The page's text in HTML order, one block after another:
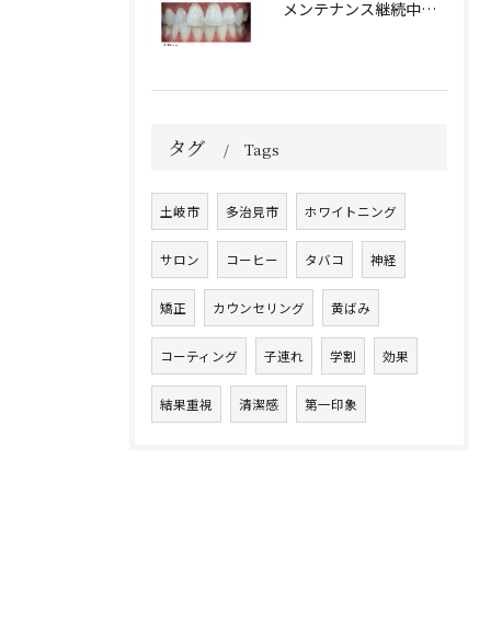
メンテナンス継続中のお客様🤍
タグ Tags
土岐市 多治見市 ホワイトニング
サロン コーヒー タバコ 神経
矯正 カウンセリング 黄ばみ
コーティング 子連れ 学割 効果
結果重視 清潔感 第一印象